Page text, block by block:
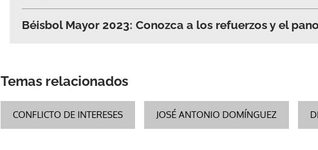
Béisbol Mayor 2023: Conozca a los refuerzos y el
Temas relacionados
CONFLICTO DE INTERESES JOSÉ ANTONIO DOMÍNGUEZ